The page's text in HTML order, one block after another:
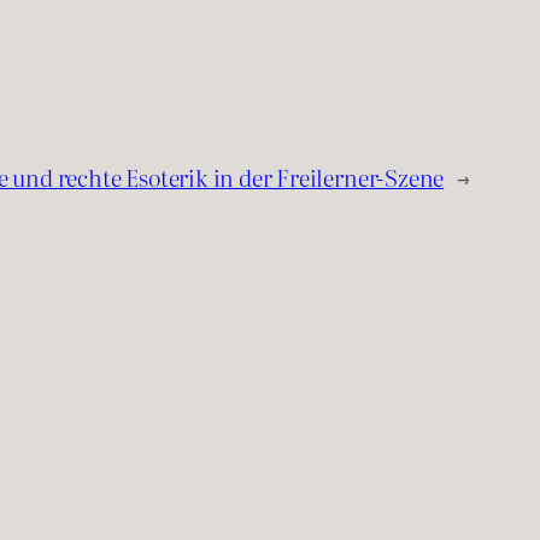
und rechte Esoterik in der Freilerner-Szene →